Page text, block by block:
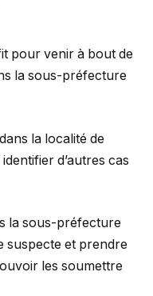
pour venir à bout de
la sous-préfecture
la localité de
d’autres cas
la sous-préfecture
suspecte et prendre
les soumettre